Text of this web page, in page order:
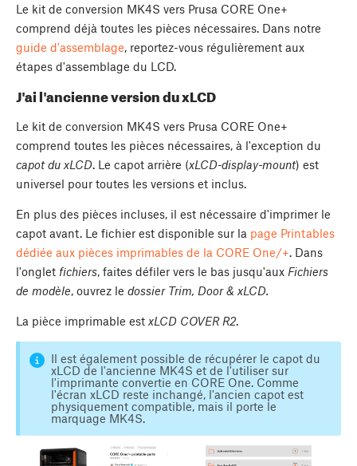
Le kit de conversion MK4S vers Prusa CORE One+
comprend déjà toutes les pièces nécessaires. Dans notre
guide d'assemblage, reportez-vous régulièrement aux
étapes d'assemblage du LCD.
J'ai l'ancienne version du xLCD
Le kit de conversion MK4S vers Prusa CORE One+
comprend toutes les pièces nécessaires, à l'exception du
capot du xLCD. Le capot arrière (xLCD-display-mount) est
universel pour toutes les versions et inclus.
En plus des pièces incluses, il est nécessaire d'imprimer le
capot avant. Le fichier est disponible sur la page Printables
dédiée aux pièces imprimables de la CORE One/+. Dans
l'onglet fichiers, faites défiler vers le bas jusqu'aux Fichiers
de modèle, ouvrez le dossier Trim, Door & xLCD.
La pièce imprimable est xLCD COVER R2.
Il est également possible de récupérer le capot du
xLCD de l'ancienne MK4S et de l'utiliser sur
l'imprimante convertie en CORE One. Comme
l'écran xLCD reste inchangé, l'ancien capot est
physiquement compatible, mais il porte le
marquage MK4S.